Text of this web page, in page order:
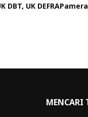
DBT, UK
MENCARI